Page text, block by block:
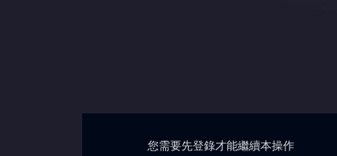
您需要先登錄才能繼續本操作